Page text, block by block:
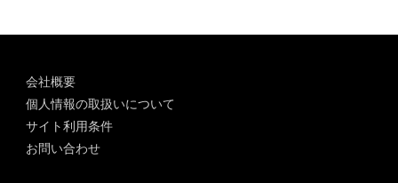
会社概要
個人情報の取扱いについて
サイト利用条件
お問い合わせ